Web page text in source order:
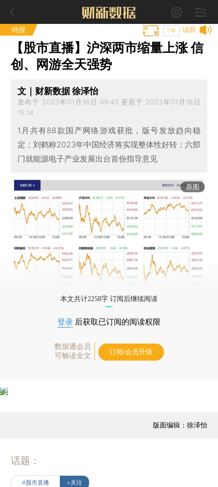
特报 试听
T中
【股市直播】沪深两市缩量上涨 信
创、网游全天强势
文｜财新数据 徐泽怡
发布于 2023年01月18日 09:45 更新于 2023年01月18日
15:14
1月共有88款国产网络游戏获批，版号发放趋向稳
定；刘鹤称2023年中国经济将实现整体性好转；六部
门就能源电子产业发展出台首份指导意见
原图
本文共计2258字 订阅后继续阅读
登录 后获取已订阅的阅读权限
数据通会员
可畅读全文
订阅/会员升级
版面编辑：徐泽怡
话题：
#股市直播 +关注